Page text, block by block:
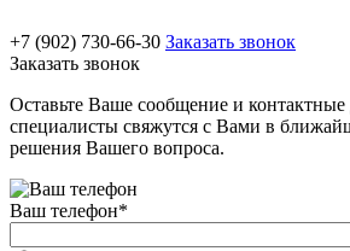
+7 (902) 730-66-30 Заказать звонок
Заказать звонок
Оставьте Ваше сообщение и
специалисты свяжутся с Вами в
решения Вашего вопроса.
Ваш телефон*